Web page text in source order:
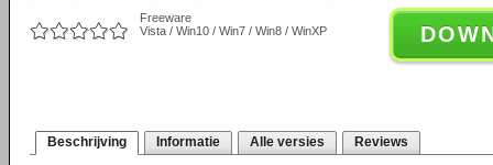
Freeware
Vista / Win10 / Win7 / Win8 / WinXP
Beschrijving Informatie Alle versies Reviews